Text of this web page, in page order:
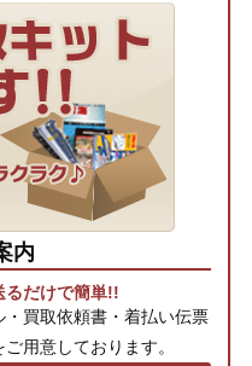
内
るだけで簡単!!
買取依頼書・着払い伝票
用意しております。